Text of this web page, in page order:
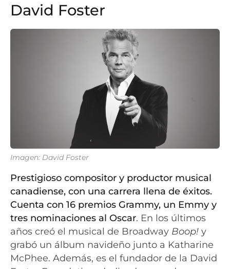
David Foster
Imagen: David Foster
Prestigioso compositor y productor musical
canadiense, con una carrera llena de éxitos.
Cuenta con 16 premios Grammy, un Emmy y
tres nominaciones al Oscar. En los últimos
años creó el musical de Broadway Boop! y
grabó un álbum navideño junto a Katharine
McPhee. Además, es el fundador de la David